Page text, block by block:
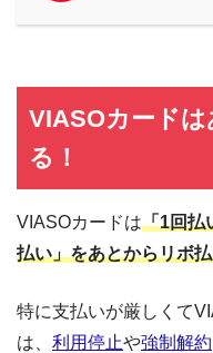
VIASOカード
る！
VIASOカードは「1回払
払い」をあとからリボ
特に支払いが厳しくて
は、 利用停止や強制解約